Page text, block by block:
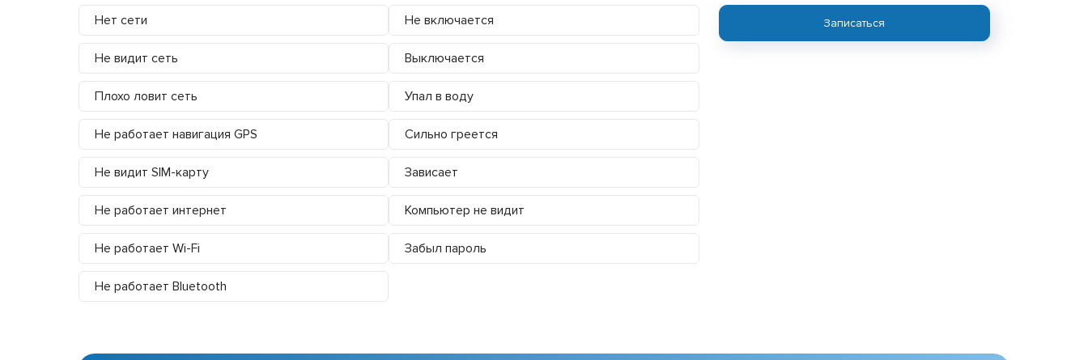
Нет сети
Не видит сеть
Плохо ловит сеть
Не работает навигация GPS
Не видит SIM-карту
Не работает интернет
Не работает Wi-Fi
Не работает Bluetooth
Не включается
Выключается
Упал в воду
Сильно греется
Зависает
Компьютер не видит
Забыл пароль
Записаться